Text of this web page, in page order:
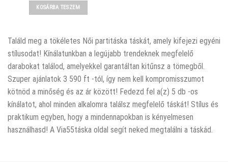
KOSÁRBA TESZEM
Találd meg a tökéletes Női partitáska táskát, amely kifejezi egyéni
stílusodat! Kínálatunkban a legújabb trendeknek megfelelő
darabokat találod, amelyekkel garantáltan kitűnsz a tömegből.
Szuper ajánlatok 3 590 ft -tól, így nem kell kompromisszumot
kötnöd a minőség és az ár között! Fedezd fel a(z) 5 db -os
kínálatot, ahol minden alkalomra találsz megfelelő táskát! Stílus és
praktikum egyben, hogy a mindennapokban is kényelmesen
használhasd! A Via55táska oldal segít neked megtalálni a táskád.